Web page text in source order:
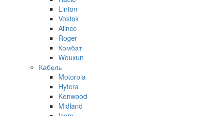
Linton
Vostok
Alinco
Roger
Комбат
Wouxun
Кабель
Motorola
Hytera
Kenwood
Midland